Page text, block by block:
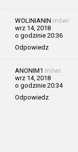
WOLINIANIN mówi:
wrz 14, 2018
o godzinie 20:36
Odpowiedz
ANONIM1 mówi:
wrz 14, 2018
o godzinie 20:34
Odpowiedz